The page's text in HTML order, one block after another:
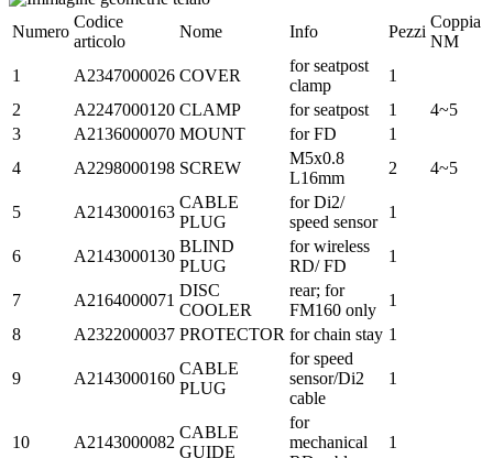
Numero
Codice
articolo
Nome Info Pezzi
Coppia
NM
1
A2347000026 COVER
for seatpost
clamp
1
2
A2247000120 CLAMP for seatpost 1
4~5
3
A2136000070 MOUNT for FD
1
4
A2298000198 SCREW
M5x0.8
L16mm
2 4~5
5 A2143000163
CABLE
PLUG
for Di2/
speed sensor
1
6 A2143000130
BLIND
PLUG
for wireless
RD/ FD
1
7 A2164000071
DISC
COOLER
rear; for
FM160 only
1
8
A2322000037 PROTECTOR for chain stay 1
9 A2143000160
CABLE
PLUG
for speed
sensor/Di2
cable
1
10 A2143000082
CABLE
GUIDE
for
mechanical
1